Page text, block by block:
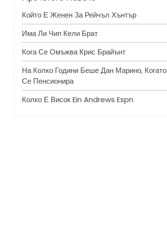
Който Е Женен За Рейчъл Хънтър
Има Ли Чип Кели Брат
Кога Се Омъжва Крис Брайънт
На Колко Години Беше Дан Марино, Когато
Се Пенсионира
Колко Е Висок Ein Andrews Espn